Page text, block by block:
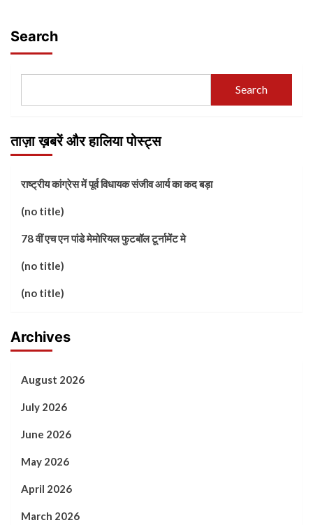
Search
Search
ताज़ा ख़बरें और हालिया पोस्ट्स
राष्ट्रीय कांग्रेस में पूर्व विधायक संजीव आर्य का कद बड़ा
(no title)
78 वीं एच एन पांडे मेमोरियल फुटबॉल टूर्नामेंट मे
(no title)
(no title)
Archives
August 2026
July 2026
June 2026
May 2026
April 2026
March 2026